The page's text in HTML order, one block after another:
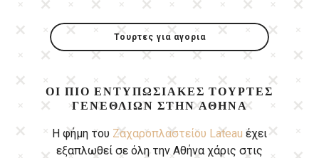
Τουρτες για αγορια
ΟΙ ΠΙΟ ΕΝΤΥΠΩΣΙΑΚΈΣ ΤΟΎΡΤΕΣ
ΓΕΝΕΘΛΊΩΝ ΣΤΗΝ ΑΘΉΝΑ
Η φήμη του Ζαχαροπλαστείου Lateau έχει
εξαπλωθεί σε όλη την Αθήνα χάρις στις